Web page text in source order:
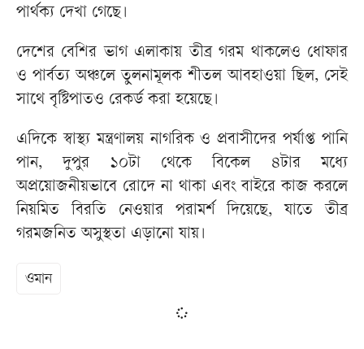
পার্থক্য দেখা গেছে।
দেশের বেশির ভাগ এলাকায় তীব্র গরম থাকলেও ধোফার
ও পার্বত্য অঞ্চলে তুলনামূলক শীতল আবহাওয়া ছিল, সেই
সাথে বৃষ্টিপাতও রেকর্ড করা হয়েছে।
এদিকে স্বাস্থ্য মন্ত্রণালয় নাগরিক ও প্রবাসীদের পর্যাপ্ত পানি
পান, দুপুর ১০টা থেকে বিকেল ৪টার মধ্যে
অপ্রয়োজনীয়ভাবে রোদে না থাকা এবং বাইরে কাজ করলে
নিয়মিত বিরতি নেওয়ার পরামর্শ দিয়েছে, যাতে তীব্র
গরমজনিত অসুস্থতা এড়ানো যায়।
ওমান